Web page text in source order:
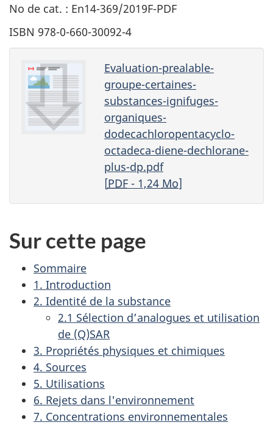
No de cat. : En14-369/2019F-PDF
ISBN 978-0-660-30092-4
Evaluation-prealable-
groupe-certaines-
substances-ignifuges-
organiques-
dodecachloropentacyclo-
octadeca-diene-dechlorane-
plus-dp.pdf
[PDF- 1,24 Mo]
Sur cette page
Sommaire
1. Introduction
2. Identité de la substance
2.1 Sélection d’analogues et utilisation
de (Q)SAR
3. Propriétés physiques et chimiques
4. Sources
5. Utilisations
6. Rejets dans l'environnement
7. Concentrations environnementales